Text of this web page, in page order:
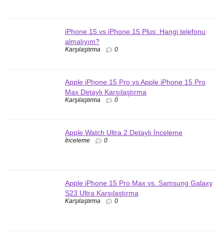
iPhone 15 vs iPhone 15 Plus: Hangi telefonu
almalıyım?
Karşılaştırma 0
Apple iPhone 15 Pro vs Apple iPhone 15 Pro
Max Detaylı Karşılaştırma
Karşılaştırma 0
Apple Watch Ultra 2 Detaylı İnceleme
İnceleme 0
Apple iPhone 15 Pro Max vs. Samsung Galaxy
S23 Ultra Karşılaştırma
Karşılaştırma 0